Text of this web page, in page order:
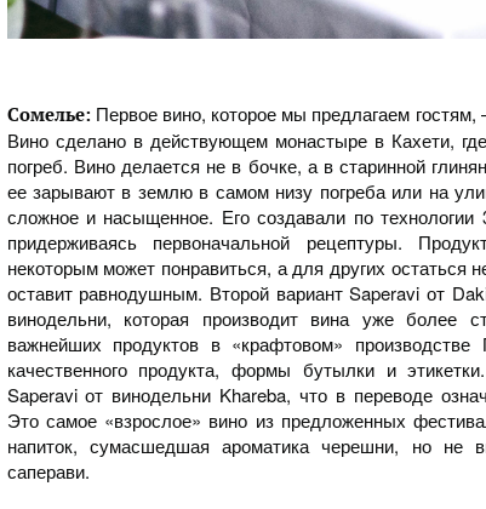
Сомелье: Первое вино, которое мы предлагаем
Вино сделано в действующем монастыре в Кахети,
погреб. Вино делается не в бочке, а в старинной
ее зарывают в землю в самом низу погреба или на
сложное и насыщенное. Его создавали по технологии
придерживаясь первоначальной рецептуры.
некоторым может понравиться, а для других
оставит равнодушным. Второй вариант Saperavi от
винодельни, которая производит вина уже более
важнейших продуктов в «крафтовом» производстве
качественного продукта, формы бутылки и
Saperavi от винодельни Khareba, что в переводе
Это самое «взрослое» вино из предложенных
напиток, сумасшедшая ароматика черешни, но не
саперави.